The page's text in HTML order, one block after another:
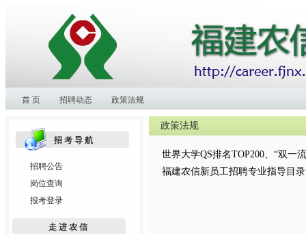
首 页 招聘动态 政策法规
招考导航
招聘公告
岗位查询
报考登录
走进农信
政策法规
世界大学QS排名TOP200、“双一
福建农信新员工招聘专业指导目录